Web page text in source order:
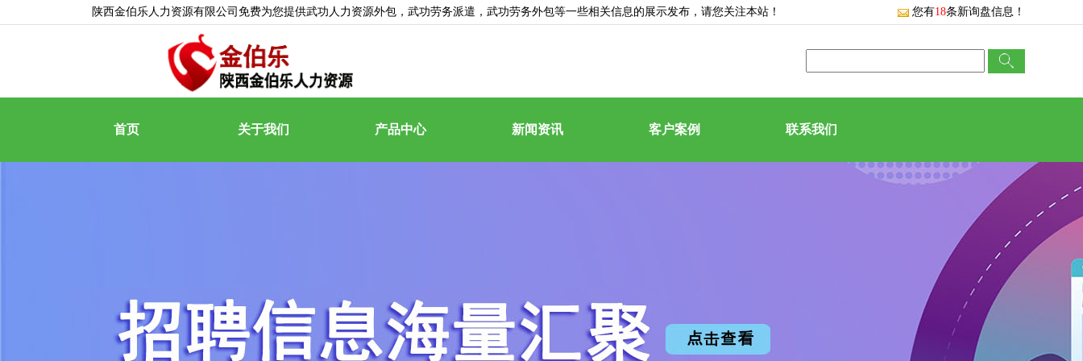
陕西金伯乐人力资源有限公司免费为您提供武功人力资源外包 ，武功劳务派遣，武功劳务外包等一些相关信息的展示发布，请您关注本站！ 您有18条新询盘信息！
首页 关于我们 产品中心 新闻资讯 客户案例 联系我们